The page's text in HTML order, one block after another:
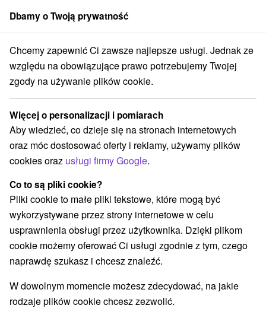
członek grupySorger
Chaty na prenájom
Chaty na prenájom
Kategorie
Wszystkie kategorie
Hotele na Slovacji(277)
Apartmány(846) Chaty na prenájom
Drevenice (705) Kempy
Penzióny(674) Priváty (315) Ubytovne(101)
Wybierz lokalizację lub datę
Žilinský kraj (605) Severné Slovensko(603)
Pokaż wszystko
Dbamy o Twoją prywatność
Chcemy zapewnić Ci zawsze najlepsze usługi. Jednak ze
względu na obowiązujące prawo potrzebujemy Twojej
zgody na używanie plików cookie.
Więcej o personalizacji i pomiarach
Aby wiedzieć, co dzieje się na stronach internetowych
oraz móc dostosować oferty i reklamy, używamy plików
cookies oraz usługi firmy Google.
Co to są pliki cookie?
Pliki cookie to małe pliki tekstowe, które mogą być
wykorzystywane przez strony internetowe w celu
usprawnienia obsługi przez użytkownika. Dzięki plikom
cookie możemy oferować Ci usługi zgodnie z tym, czego
naprawdę szukasz i chcesz znaleźć.
W dowolnym momencie możesz zdecydować, na jakie
rodzaje plików cookie chcesz zezwolić.